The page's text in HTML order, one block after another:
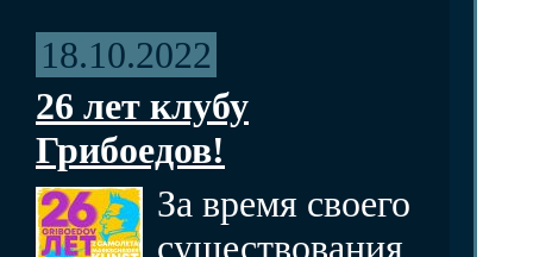
18.10.2022
26 лет клубу
Грибоедов!
За время своего
существования